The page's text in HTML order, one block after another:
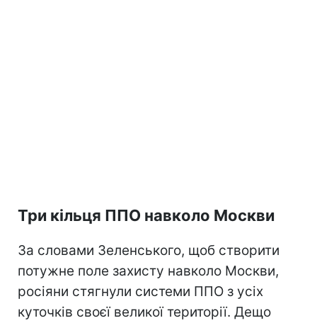
Три кільця ППО навколо Москви
За словами Зеленського, щоб створити
потужне поле захисту навколо Москви,
росіяни стягнули системи ППО з усіх
куточків своєї великої території. Дещо